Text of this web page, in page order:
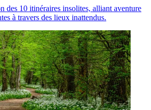
des 10 itinéraires insolites, alliant aventure
à travers des lieux inattendus.